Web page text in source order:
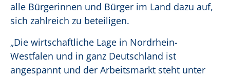
alle Bürgerinnen und Bürger im Land dazu auf,
sich zahlreich zu beteiligen.
„Die wirtschaftliche Lage in Nordrhein-
Westfalen und in ganz Deutschland ist
angespannt und der Arbeitsmarkt steht unter